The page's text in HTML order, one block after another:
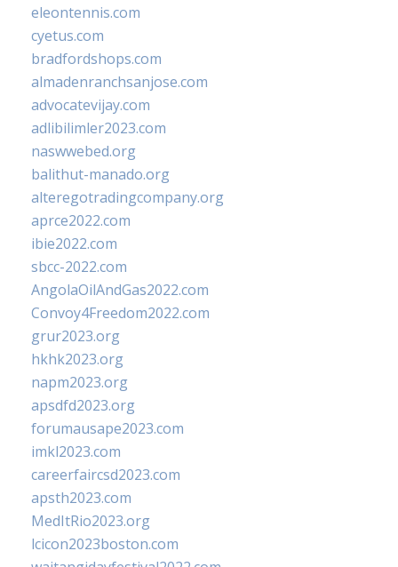
eleontennis.com
cyetus.com
bradfordshops.com
almadenranchsanjose.com
advocatevijay.com
adlibilimler2023.com
naswwebed.org
balithut-manado.org
alteregotradingcompany.org
aprce2022.com
ibie2022.com
sbcc-2022.com
AngolaOilAndGas2022.com
Convoy4Freedom2022.com
grur2023.org
hkhk2023.org
napm2023.org
apsdfd2023.org
forumausape2023.com
imkl2023.com
careerfaircsd2023.com
apsth2023.com
MedItRio2023.org
lcicon2023boston.com